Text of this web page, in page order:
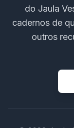
do Jaula
cadernos de
outros